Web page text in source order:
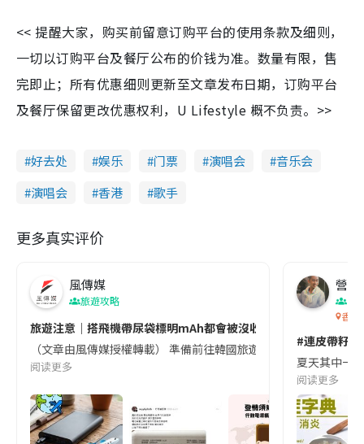
<< 提醒大家，购买前留意订购平台的使用条款及细则，
一切以订购平台及餐厅公布的价钱为准。数量有限，售
完即止；所有优惠细则更新至文章发布日期，订购平台
及餐厅保留更改优惠权利，U Lifestyle 概不负责。>>
好去处 娱乐 门票 演唱会
音乐会
演唱会
香港 歌手
更多真实评价
風傳媒
旅遊攻略
旅遊注意｜搭飛機帶尿袋標明mAh都會被沒收😱出發前切記檢查
（文章由風傳媒授權轉載） 準備前往韓國旅遊的民眾，近期要
阅读更多
營養
香港
#連皮帶籽
夏天其中一
阅读更多